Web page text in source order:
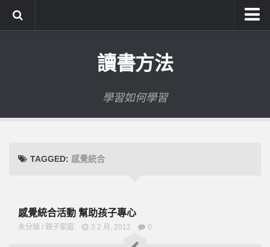
讀書方法
學習如何學習
TAGGED: 感覺統合
感覺統合活動 幫助孩子專心
未分類 / 親子家庭 3 2 月, 2012 0